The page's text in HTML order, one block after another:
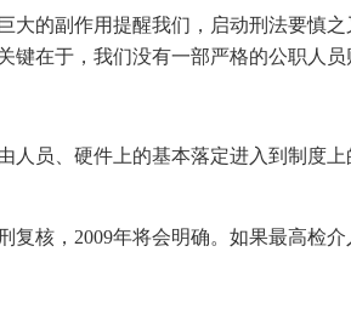
大的副作用提醒我们，启动刑法要慎
键在于，我们没有一部严格的公职人
人员、硬件上的基本落定进入到制度
复核，2009年将会明确。如果最高检